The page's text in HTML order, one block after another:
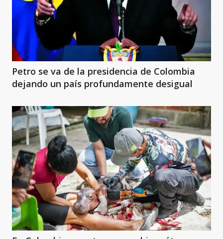
Petro se va de la presidencia de Colombia
dejando un país profundamente desigual